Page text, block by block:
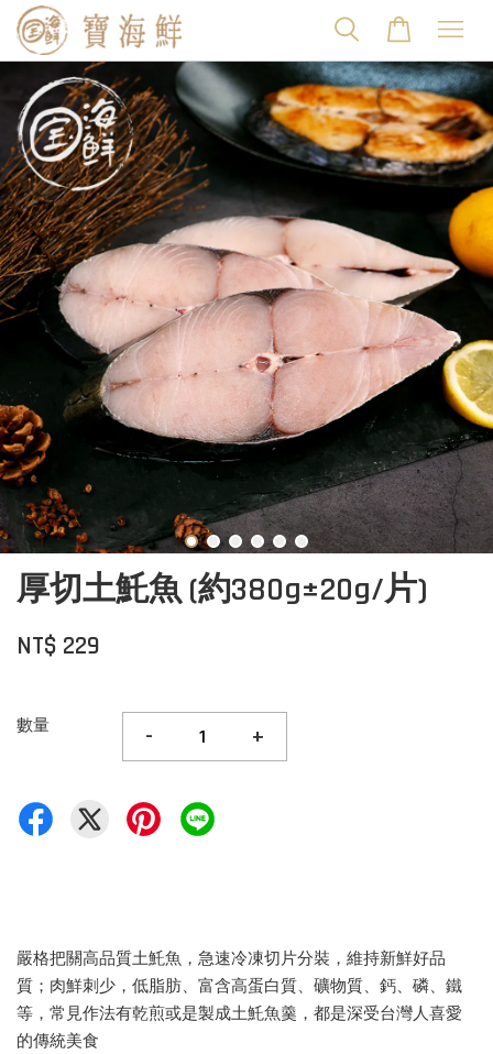
厚切土魠魚 (約380g±20g/片)
NT$ 229
數量 - +
嚴格把關高品質土魠魚，急速冷凍切片分裝，維持新鮮好品
質；肉鮮刺少，低脂肪、富含高蛋白質、礦物質、鈣、磷、鐵
等，常見作法有乾煎或是製成土魠魚羹，都是深受台灣人喜愛
的傳統美食